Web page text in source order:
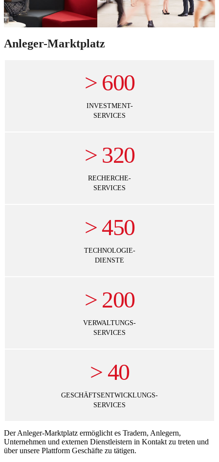
Anleger-Marktplatz
> 600
INVESTMENT-
SERVICES
> 320
RECHERCHE-
SERVICES
> 450
TECHNOLOGIE-
DIENSTE
> 200
VERWALTUNGS-
SERVICES
> 40
GESCHÄFTSENTWICKLUNGS-
SERVICES
Der Anleger-Marktplatz ermöglicht es Tradern, Anlegern,
Unternehmen und externen Dienstleistern in Kontakt zu treten und
über unsere Plattform Geschäfte zu tätigen.